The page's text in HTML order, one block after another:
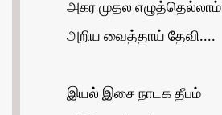
அகர முதல எழுத்தெல்லாம்
அறிய வைத்தாய் தேவி....
இயல் இசை நாடக தீபம்